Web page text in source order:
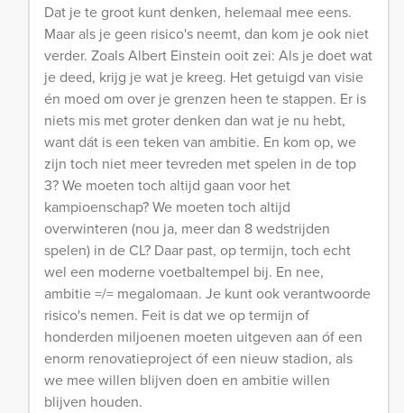
Dat je te groot kunt denken, helemaal mee eens.
Maar als je geen risico's neemt, dan kom je ook niet
verder. Zoals Albert Einstein ooit zei: Als je doet wat
je deed, krijg je wat je kreeg. Het getuigd van visie
én moed om over je grenzen heen te stappen. Er is
niets mis met groter denken dan wat je nu hebt,
want dát is een teken van ambitie. En kom op, we
zijn toch niet meer tevreden met spelen in de top
3? We moeten toch altijd gaan voor het
kampioenschap? We moeten toch altijd
overwinteren (nou ja, meer dan 8 wedstrijden
spelen) in de CL? Daar past, op termijn, toch echt
wel een moderne voetbaltempel bij. En nee,
ambitie =/= megalomaan. Je kunt ook verantwoorde
risico's nemen. Feit is dat we op termijn of
honderden miljoenen moeten uitgeven aan óf een
enorm renovatieproject óf een nieuw stadion, als
we mee willen blijven doen en ambitie willen
blijven houden.